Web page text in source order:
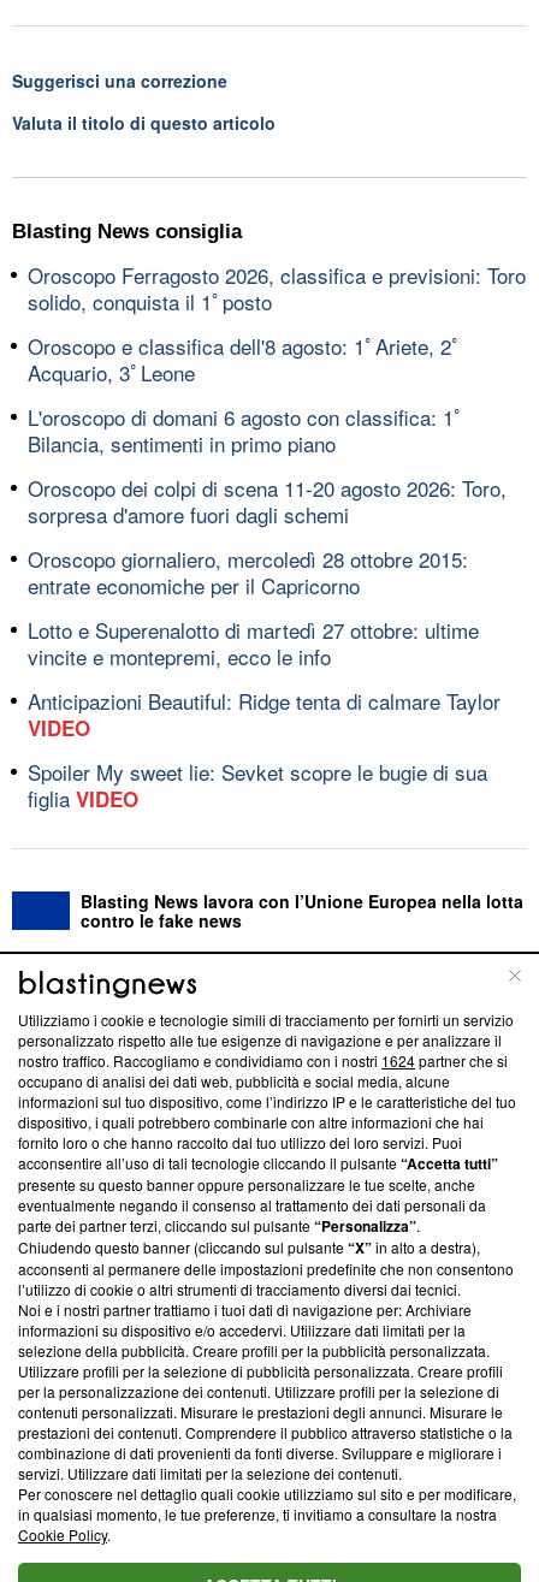
Suggerisci una correzione
Valuta il titolo di questo articolo
Blasting News consiglia
Oroscopo Ferragosto 2026, classifica e previsioni: Toro
solido, conquista il 1ﾟposto
Oroscopo e classifica dell'8 agosto: 1ﾟAriete, 2ﾟ
Acquario, 3ﾟLeone
L'oroscopo di domani 6 agosto con classifica: 1ﾟ
Bilancia, sentimenti in primo piano
Oroscopo dei colpi di scena 11-20 agosto 2026: Toro,
sorpresa d'amore fuori dagli schemi
Oroscopo giornaliero, mercoledì 28 ottobre 2015:
entrate economiche per il Capricorno
Lotto e Superenalotto di martedì 27 ottobre: ultime
vincite e montepremi, ecco le info
Anticipazioni Beautiful: Ridge tenta di calmare Taylor
VIDEO
Spoiler My sweet lie: Sevket scopre le bugie di sua
figlia VIDEO
Blasting News lavora con l’Unione Europea nella lotta
contro le fake news
ABOUT LINEA EDITORIALE
Questa sezione offre informazioni trasparenti su Blasting
News, sui nostri processi editoriali e su come ci impegniamo a
creare news di qualità. Inoltre, afferma la nostra aderenza a
‘Trust Project - News with Integrity’Blasting News non è
ancora membro del programma, ma ha richiesto di farne
parte; Trust Project non ha ancora effettuato una verifica di
conformità agli standard.
Su di noi
Team editoriale
Corporate
Redazione
Informativa Privacy
Cookie Policy
Blasting SA, IDI CHE-247.845.224, Via Carlo Frasca, 3 - 6900
Lugano (Svizzera) Tel:+39 0690258937
© 2026 Blasting News
Utilizziamo i cookie e tecnologie simili di tracciamento per fornirti un servizio
personalizzato rispetto alle tue esigenze di navigazione e per analizzare il
nostro traffico. Raccogliamo e condividiamo con i nostri 1624partner che si
occupano di analisi dei dati web, pubblicità e social media, alcune
informazioni sul tuo dispositivo, come l’indirizzo IP e le caratteristiche del tuo
dispositivo, i quali potrebbero combinarle con altre informazioni che hai
fornito loro o che hanno raccolto dal tuo utilizzo dei loro servizi. Puoi
acconsentire all’uso di tali tecnologie cliccando il pulsante“Accetta tutti”
presente su questo banner oppure personalizzare le tue scelte, anche
eventualmente negando il consenso al trattamento dei dati personali da
parte dei partner terzi, cliccando sul pulsante“Personalizza”.
Chiudendo questo banner (cliccando sul pulsante“X”in alto a destra),
acconsenti al permanere delle impostazioni predefinite che non consentono
l’utilizzo di cookie o altri strumenti di tracciamento diversi dai tecnici.
Noi e i nostri partner trattiamo i tuoi dati di navigazione per: Archiviare
informazioni su dispositivo e/o accedervi. Utilizzare dati limitati per la
selezione della pubblicità. Creare profili per la pubblicità personalizzata.
Utilizzare profili per la selezione di pubblicità personalizzata. Creare profili
per la personalizzazione dei contenuti. Utilizzare profili per la selezione di
contenuti personalizzati. Misurare le prestazioni degli annunci. Misurare le
prestazioni dei contenuti. Comprendere il pubblico attraverso statistiche o la
combinazione di dati provenienti da fonti diverse. Sviluppare e migliorare i
servizi. Utilizzare dati limitati per la selezione dei contenuti.
Per conoscere nel dettaglio quali cookie utilizziamo sul sito e per modificare,
in qualsiasi momento, le tue preferenze, ti invitiamo a consultare la nostra
Cookie Policy.